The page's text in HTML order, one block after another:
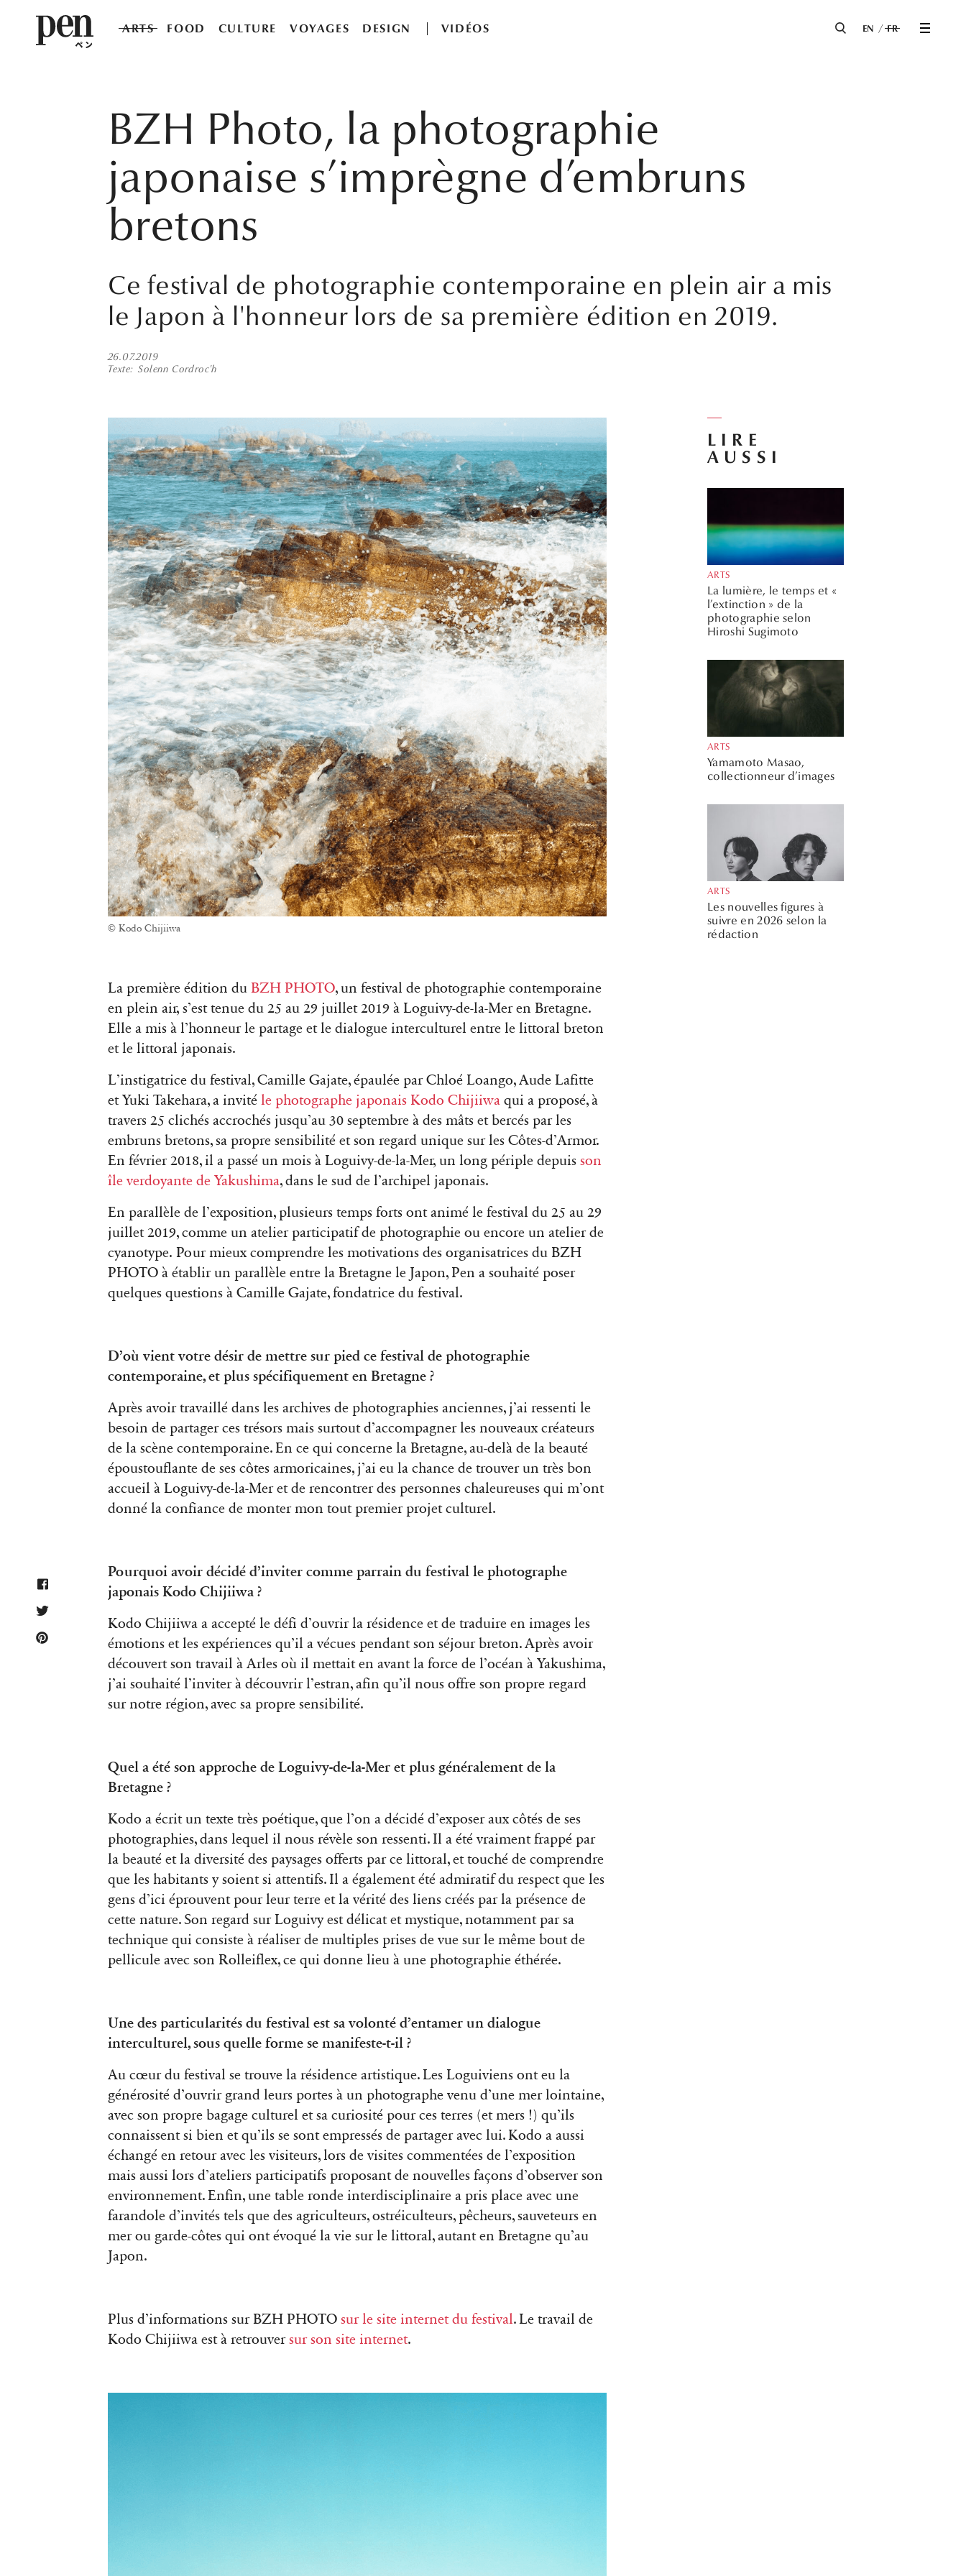
ARTS FOOD CULTURE VOYAGES DESIGN VIDÉOS EN FR
BZH Photo, la photographie
japonaise s’imprègne d’embruns
bretons
Ce festival de photographie contemporaine en plein air a mis
le Japon à l'honneur lors de sa première édition en 2019.
26.07.2019
Texte
Solenn Cordroc'h
© Kodo Chijiiwa
La première édition du BZH PHOTO, un festival de photographie contemporaine
en plein air, s’est tenue du 25 au 29 juillet 2019 à Loguivy-de-la-Mer en Bretagne.
Elle a mis à l’honneur le partage et le dialogue interculturel entre le littoral breton
et le littoral japonais.
L’instigatrice du festival, Camille Gajate, épaulée par Chloé Loango, Aude Lafitte
et Yuki Takehara, a invité le photographe japonais Kodo Chijiiwa qui a proposé, à
travers 25 clichés accrochés jusqu’au 30 septembre à des mâts et bercés par les
embruns bretons, sa propre sensibilité et son regard unique sur les Côtes-d’Armor.
En février 2018, il a passé un mois à Loguivy-de-la-Mer, un long périple depuis son
île verdoyante de Yakushima, dans le sud de l’archipel japonais.
En parallèle de l’exposition, plusieurs temps forts ont animé le festival du 25 au 29
juillet 2019, comme un atelier participatif de photographie ou encore un atelier de
cyanotype. Pour mieux comprendre les motivations des organisatrices du BZH
PHOTO à établir un parallèle entre la Bretagne le Japon, Pen a souhaité poser
quelques questions à Camille Gajate, fondatrice du festival.
D’où vient votre désir de mettre sur pied ce festival de photographie
contemporaine, et plus spécifiquement en Bretagne ?
Après avoir travaillé dans les archives de photographies anciennes, j’ai ressenti le
besoin de partager ces trésors mais surtout d’accompagner les nouveaux créateurs
de la scène contemporaine. En ce qui concerne la Bretagne, au-delà de la beauté
époustouflante de ses côtes armoricaines, j’ai eu la chance de trouver un très bon
accueil à Loguivy-de-la-Mer et de rencontrer des personnes chaleureuses qui m’ont
donné la confiance de monter mon tout premier projet culturel.
Pourquoi avoir décidé d’inviter comme parrain du festival le photographe
japonais Kodo Chijiiwa ?
Kodo Chijiiwa a accepté le défi d’ouvrir la résidence et de traduire en images les
émotions et les expériences qu’il a vécues pendant son séjour breton. Après avoir
découvert son travail à Arles où il mettait en avant la force de l’océan à Yakushima,
j’ai souhaité l’inviter à découvrir l’estran, afin qu’il nous offre son propre regard
sur notre région, avec sa propre sensibilité.
Quel a été son approche de Loguivy-de-la-Mer et plus généralement de la
Bretagne ?
Kodo a écrit un texte très poétique, que l’on a décidé d’exposer aux côtés de ses
photographies, dans lequel il nous révèle son ressenti. Il a été vraiment frappé par
la beauté et la diversité des paysages offerts par ce littoral, et touché de comprendre
que les habitants y soient si attentifs. Il a également été admiratif du respect que les
gens d’ici éprouvent pour leur terre et la vérité des liens créés par la présence de
cette nature. Son regard sur Loguivy est délicat et mystique, notamment par sa
technique qui consiste à réaliser de multiples prises de vue sur le même bout de
pellicule avec son Rolleiflex, ce qui donne lieu à une photographie éthérée.
Une des particularités du festival est sa volonté d’entamer un dialogue
interculturel, sous quelle forme se manifeste-t-il ?
Au cœur du festival se trouve la résidence artistique. Les Loguiviens ont eu la
générosité d’ouvrir grand leurs portes à un photographe venu d’une mer lointaine,
avec son propre bagage culturel et sa curiosité pour ces terres (et mers !) qu’ils
connaissent si bien et qu’ils se sont empressés de partager avec lui. Kodo a aussi
échangé en retour avec les visiteurs, lors de visites commentées de l’exposition
mais aussi lors d’ateliers participatifs proposant de nouvelles façons d’observer son
environnement. Enfin, une table ronde interdisciplinaire a pris place avec une
farandole d’invités tels que des agriculteurs, ostréiculteurs, pêcheurs, sauveteurs en
mer ou garde-côtes qui ont évoqué la vie sur le littoral, autant en Bretagne qu’au
Japon.
Plus d’informations sur BZH PHOTO sur le site internet du festival. Le travail de
Kodo Chijiiwa est à retrouversur son site internet.
LIRE
AUSSI
ARTS
La lumière, le temps et «
l’extinction » de la
photographie selon
Hiroshi Sugimoto
ARTS
Yamamoto Masao,
collectionneur d’images
ARTS
Les nouvelles figures à
suivre en 2026 selon la
rédaction